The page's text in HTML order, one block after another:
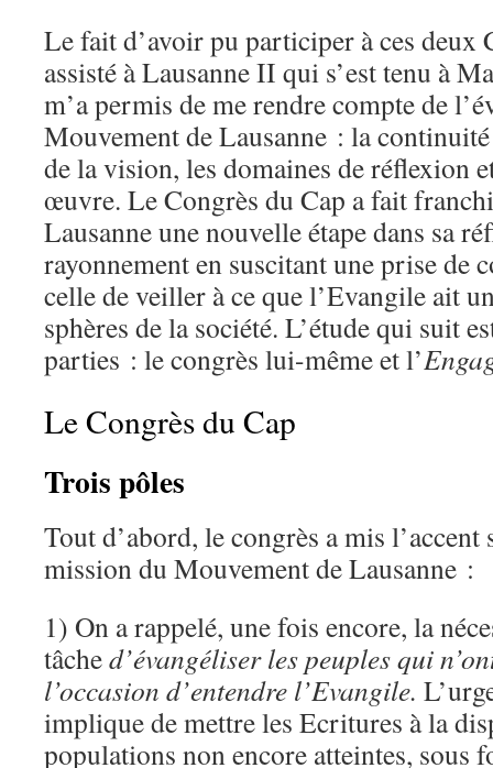
Le fait d’avoir pu participer à ces deux
assisté à Lausanne II qui s’est tenu à
m’a permis de me rendre compte de
Mouvement de Lausanne : la
de la vision, les domaines de réflexion
œuvre. Le Congrès du Cap a fait
Lausanne une nouvelle étape dans sa
rayonnement en suscitant une prise de
celle de veiller à ce que l’Evangile ait
sphères de la société. L’étude qui suit
parties : le congrès lui-même et l’
Le Congrès du Cap
Trois pôles
Tout d’abord, le congrès a mis l’accent
mission du Mouvement de Lausanne :
1) On a rappelé, une fois encore, la
tâched’évangéliser les peuples qui
l’occasion d’entendre l’Evangile.
implique de mettre les Ecritures à la
populations non encore atteintes, sous